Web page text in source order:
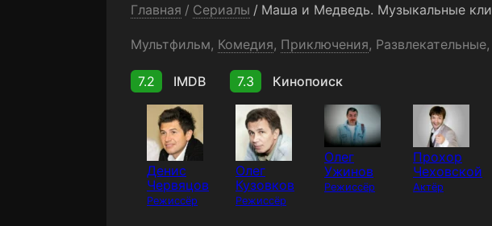
Главная / Сериалы /
Мультфильм, Комедия, Приключения, Развлекательные,
7.2 IMDB 7.3 Кинопоиск
Денис
Червяцов
Режиссёр
Олег
Кузовков
Режиссёр
Олег
Ужинов
Режиссёр
Прохор
Чеховской
Актёр